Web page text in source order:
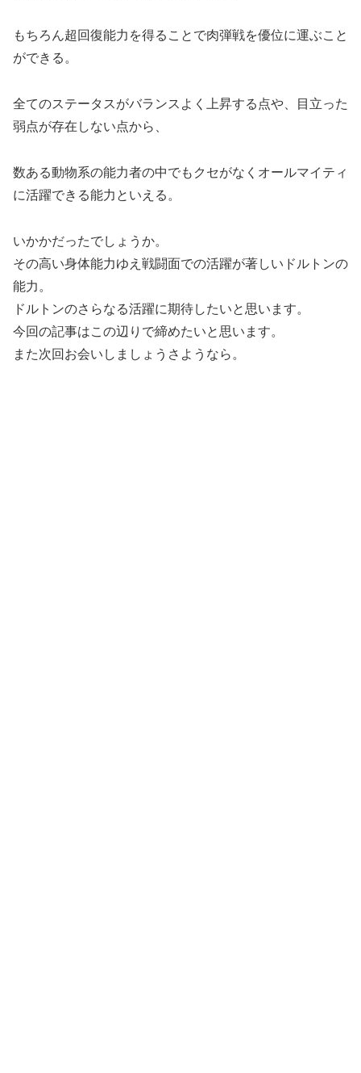
もちろん超回復能力を得ることで肉弾戦を優位に運ぶこと
ができる。
全てのステータスがバランスよく上昇する点や、目立った
弱点が存在しない点から、
数ある動物系の能力者の中でもクセがなくオールマイティ
に活躍できる能力といえる。
いかかだったでしょうか。
その高い身体能力ゆえ戦闘面での活躍が著しいドルトンの
能力。
ドルトンのさらなる活躍に期待したいと思います。
今回の記事はこの辺りで締めたいと思います。
また次回お会いしましょうさようなら。